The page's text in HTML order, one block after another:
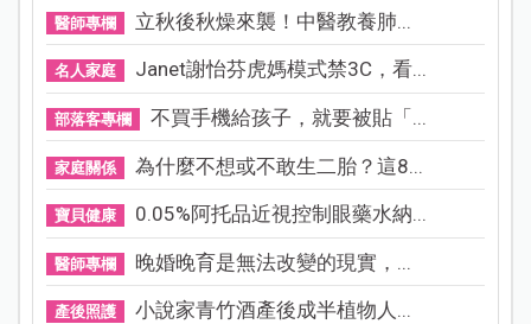
醫師專欄 立秋後秋燥來襲！中醫教養肺...
名人家庭 Janet謝怡芬虎媽模式禁3C，看...
部落客專欄 不買手機給孩子，就要被貼「...
家庭關係 為什麼不想或不敢生二胎？這8...
寶貝健康 0.05%阿托品近視控制眼藥水納...
醫師專欄 晚婚晚育是無法改變的現實，...
產後照護 小說家青竹酒產後成半植物人...